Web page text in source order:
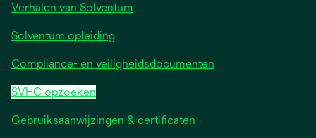
Verhalen van Solventum
Solventum opleiding
Compliance- en veiligheidsdocumenten
SVHC opzoeken
Gebruiksaanwijzingen & certificaten